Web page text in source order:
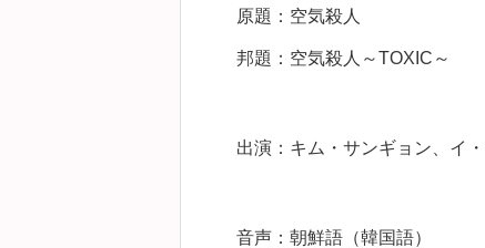
原題：空気殺人
邦題：空気殺人～TOXIC～
出演：キム・サンギョン、イ
音声：朝鮮語（韓国語）